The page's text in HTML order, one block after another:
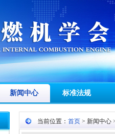
新闻中心 标准法规
当前位置： 首页 > 新闻中心